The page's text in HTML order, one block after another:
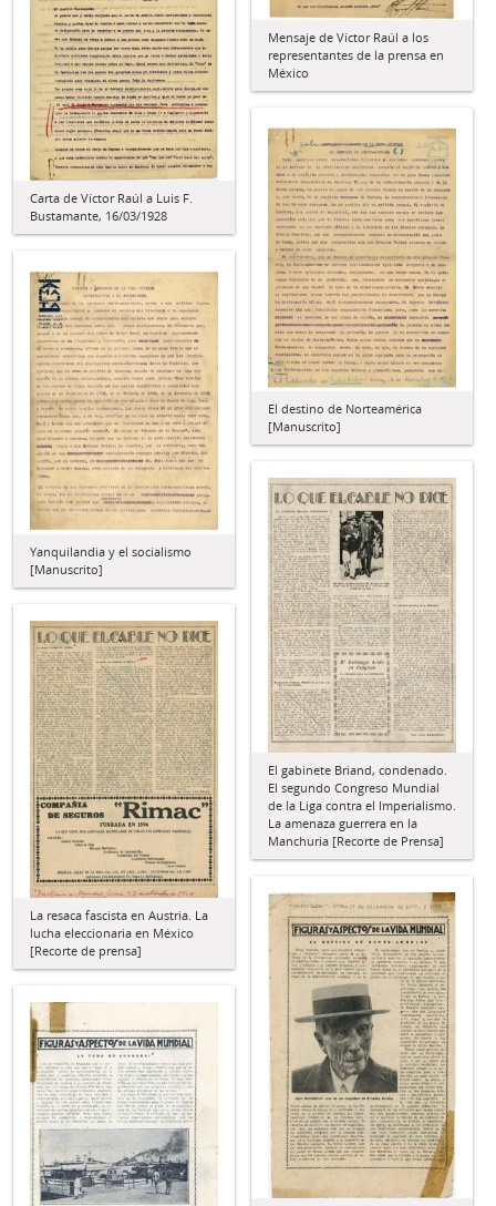
Mensaje de Víctor Raúl a los
representantes de la prensa en
México
Carta de Víctor Raúl a Luis F.
Bustamante, 16/03/1928
El destino de Norteamérica
[Manuscrito]
Yanquilandia y el socialismo
[Manuscrito]
El gabinete Briand, condenado.
El segundo Congreso Mundial
de la Liga contra el Imperialismo.
La amenaza guerrera en la
Manchuria [Recorte de Prensa]
La resaca fascista en Austria. La
lucha eleccionaria en México
[Recorte de prensa]